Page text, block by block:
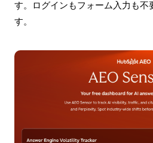
す。ログインもフォーム入力も不
す。